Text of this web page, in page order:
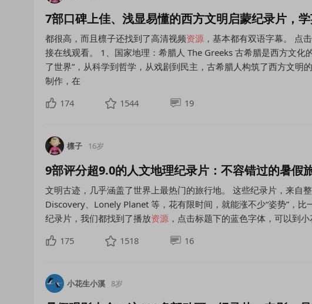
7部口碑上佳、浅显易懂的西方文明启蒙纪录片，
都很高，而且檩子还找到了高清视频资源 ，基本都有双语字幕。 点
接在线观看。 1、国家地理：希腊人 The Greeks 古希腊是西方文化
了世界”，从科学到哲学，从戏剧到民主，古希腊人构筑了西方文明
制作，在
174
1544 19
檩子 16岁
9部评分超9.0的人文地理纪录片：不容错过的暑假
文明古迹，几乎涵盖了世界上最热门的旅行地。 这些纪录片，来自整
Discovery、Lonely Planet 等，花有限时间，就能涨不少“姿势”，
纪录片，我们都找到了播放资源 ，点击标题下的蓝色字体，可以到
175
1518 16
小花生小溪 8岁